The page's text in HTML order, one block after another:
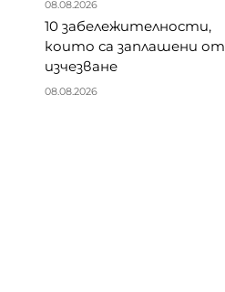
08.08.2026
10 забележителности,
които са заплашени от
изчезване
08.08.2026